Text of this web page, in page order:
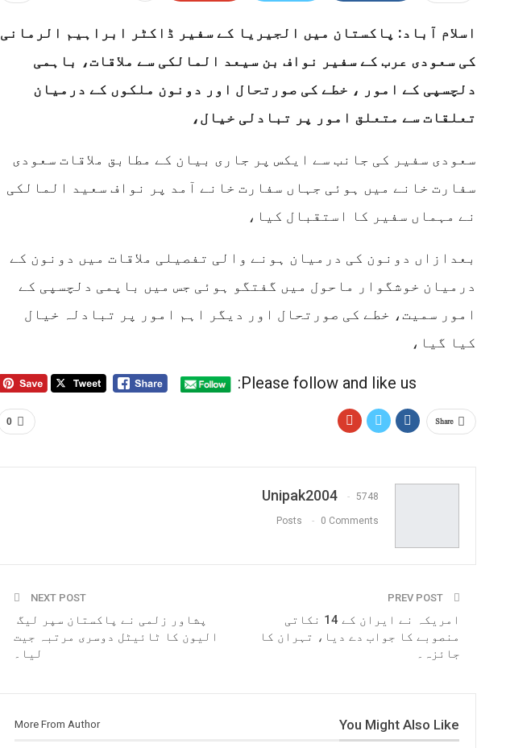
اسلام آباد: پاکستان میں الجیریا کے سفیر ڈاکٹر ابراہیم الرمانی
کی سعودی عرب کے سفیر نواف بن سیعد المالکی سے ملاقات، باہمی
دلچسپی کے امور ، خطے کی صورتحال اور دونون ملکوں کے درمیان
تعلقات سے متعلق امور پر تبادلی خیال،
سعودی سفیر کی جانب سے ایکس پر جاری بیان کے مطابق ملاقات سعودی
سفارت خانے میں ہوئی جہاں سفارت خانے آمد پر نواف سعید المالکی
نے مہماں سفیر کا استقبال کیا،
بعدازاں دونون کی درمیان ہونے والی تفصیلی ملاقات میں دونون کے
درمیان خوشگوار ماحول میں گفتگو ہوئی جس میں باپمی دلچسپی کے
امور سمیت، خطے کی صورتحال اور دیگر اہم امور پر تبادلہ خیال
کیا گیا،
Please follow and like us:
0 Share
Unipak2004 5748
Posts 0 Comments
امریکہ نے ایران کے 14 نکاتی
منصوبے کا جواب دے دیا، تہران کا
جائزہ۔
NEXT POST
پشاور زلمی نے پاکستان سپر لیگ
الیون کا ٹائیٹل دوسری مرتبہ جیت
لیا۔
You Might Also Like
More From Author